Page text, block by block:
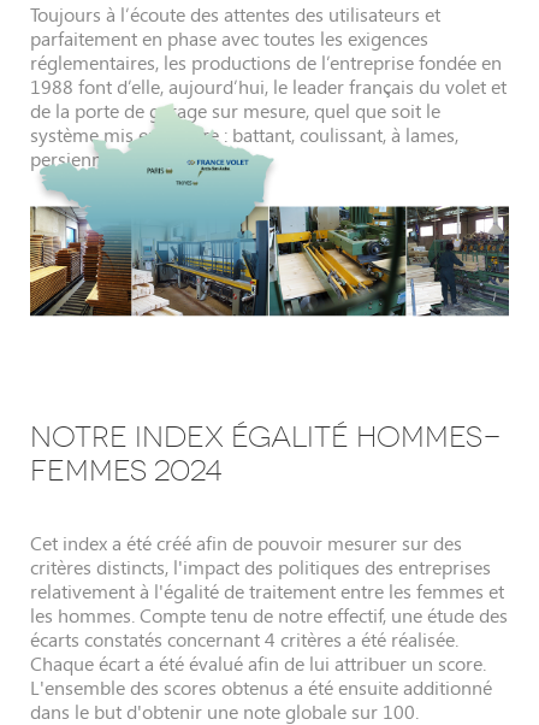
Toujours à l’écoute des attentes des utilisateurs et
parfaitement en phase avec toutes les exigences
réglementaires, les productions de l’entreprise fondée en
1988 font d’elle, aujourd’hui, le leader français du volet et
de la porte de garage sur mesure, quel que soit le
système mis en œuvre : battant, coulissant, à lames,
persiennés ou sectionnel.
NOTRE INDEX ÉGALITÉ HOMMES-
FEMMES 2024
Cet index a été créé afin de pouvoir mesurer sur des
critères distincts, l'impact des politiques des entreprises
relativement à l'égalité de traitement entre les femmes et
les hommes. Compte tenu de notre effectif, une étude des
écarts constatés concernant 4 critères a été réalisée.
Chaque écart a été évalué afin de lui attribuer un score.
L'ensemble des scores obtenus a été ensuite additionné
dans le but d'obtenir une note globale sur 100.